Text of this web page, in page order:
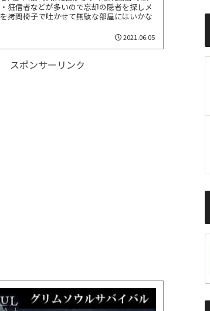
狂信者などが多いので忘却の隠者を探しメ
拷問椅子で吐かせて無駄な部屋にはいかな
2021.06.05
スポンサーリンク